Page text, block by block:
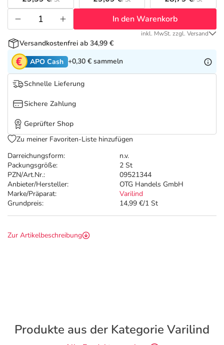
Tierapotheke
Vitamine & Mineralstoffe
Marken
Salus Deals
Darreichungsform:
n.v.
Packungsgröße:
2 St
PZN/Art.Nr.:
09521344
Anbieter/Hersteller:
OTG Handels GmbH
Marke/Präparat:
Varilind
Grundpreis:
14,99 €/1 St
In den Warenkorb
inkl. MwSt. zzgl. Versand
Versandkostenfrei ab 34,99 €
APO Cash +0,30 € sammeln
Schnelle Lieferung
Sichere Zahlung
Geprüfter Shop
Zu meiner Favoriten-Liste hinzufügen
Zur Artikelbeschreibung
Produkte aus der Kategorie Varilind